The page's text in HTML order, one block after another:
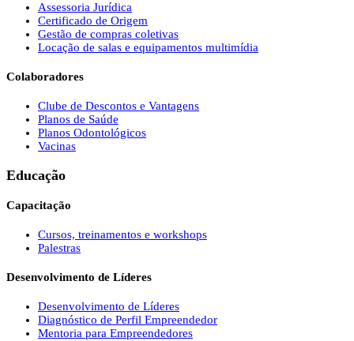
Assessoria Jurídica
Certificado de Origem
Gestão de compras coletivas
Locação de salas e equipamentos multimídia
Colaboradores
Clube de Descontos e Vantagens
Planos de Saúde
Planos Odontológicos
Vacinas
Educação
Capacitação
Cursos, treinamentos e workshops
Palestras
Desenvolvimento de Líderes
Desenvolvimento de Líderes
Diagnóstico de Perfil Empreendedor
Mentoria para Empreendedores